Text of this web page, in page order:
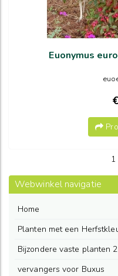
Euonymus
Webwinkel navigatie
Home
Planten met een
Bijzondere vaste planten 2
vervangers voor Buxus